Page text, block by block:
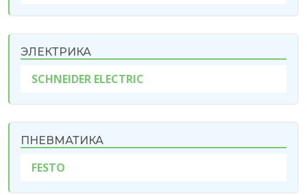
ЭЛЕКТРИКА
SCHNEIDER ELECTRIC
ПНЕВМАТИКА
FESTO